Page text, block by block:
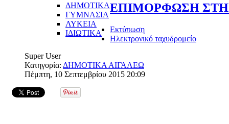
ΔΗΜΟΤΙΚΑ
ΓΥΜΝΑΣΙΑ
ΛΥΚΕΙΑ
ΙΔΙΩΤΙΚΑ
ΕΠΙΜΟΡΦΩΣΗ
Εκτύπωση
Ηλεκτρονικό ταχυδρομείο
Super User
Κατηγορία: ΔΗΜΟΤΙΚΑ ΑΙΓΑΛΕΩ
Πέμπτη, 10 Σεπτεμβρίου 2015 20:09